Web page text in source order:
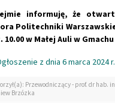
informuję, że
Politechniki
10.00 w Małej Auli w
z dnia 6 marca 2024 r.
Przewodniczący - prof. dr hab.
Brzózka